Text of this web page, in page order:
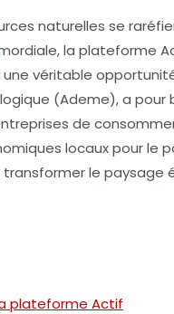
naturelles se
la plateforme
une véritable
(Ademe), a
de
locaux pour le
le paysage
plateforme Actif